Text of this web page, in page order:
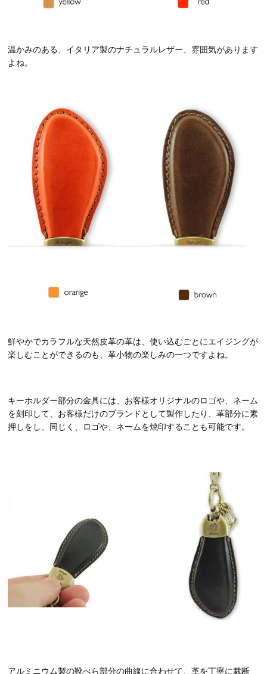
温かみのある、イタリア製のナチュラルレザー、雰囲気があります
よね。
鮮やかでカラフルな天然皮革の革は、使い込むごとにエイジングが
楽しむことができるのも、革小物の楽しみの一つですよね。
キーホルダー部分の金具には、お客様オリジナルのロゴや、ネーム
を刻印して、お客様だけのブランドとして製作したり、革部分に素
押しをし、同じく、ロゴや、ネームを焼印することも可能です。
アルミニウム製の靴べら部分の曲線に合わせて、革を丁寧に裁断